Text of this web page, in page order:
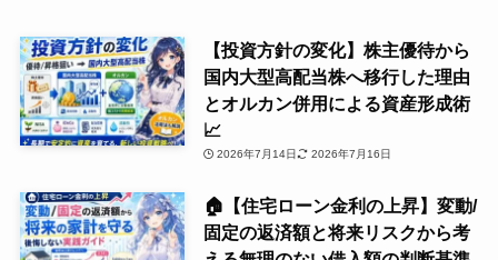
【投資方針の変化】株主優待から
国内大型高配当株へ移行した理由
とオルカン併用による資産形成術
📈
2026年7月14日 2026年7月16日
🏠【住宅ローン金利の上昇】変動/
固定の返済額と将来リスクから考